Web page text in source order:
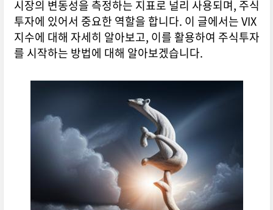
시장의 변동성을 측정하는 지표로 널리 사용되며, 주식
투자에 있어서 중요한 역할을 합니다. 이 글에서는 VIX
지수에 대해 자세히 알아보고, 이를 활용하여 주식투자
를 시작하는 방법에 대해 알아보겠습니다.